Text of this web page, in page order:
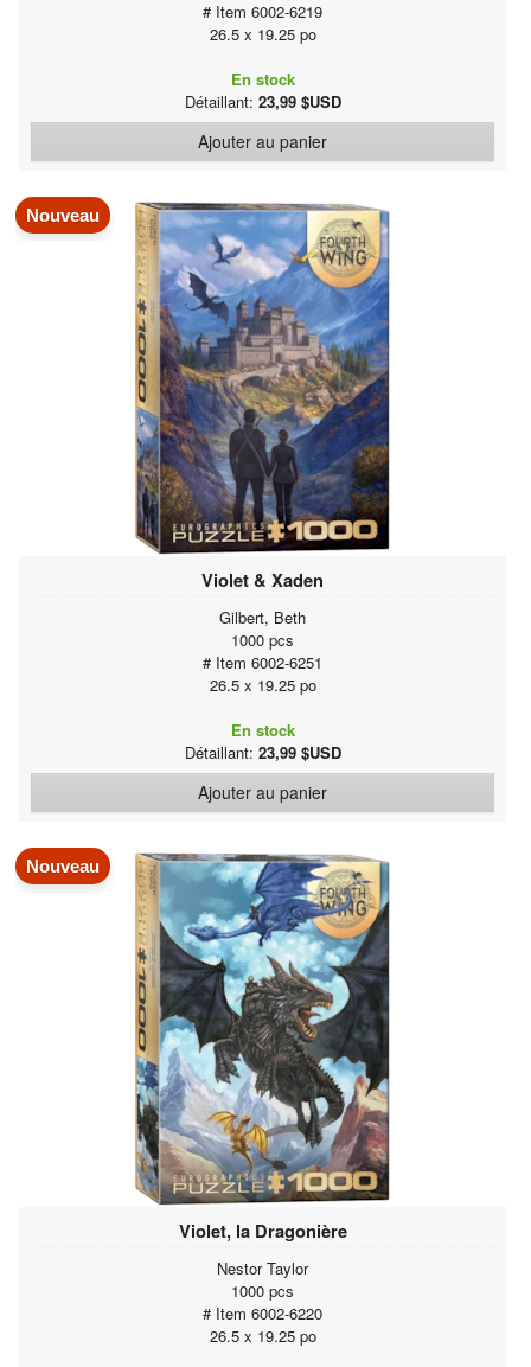
# Item 6002-6219
26.5 x 19.25 po
En stock
Détaillant: 23,99 $USD
Ajouter au panier
Nouveau
Violet & Xaden
Gilbert, Beth
1000 pcs
# Item 6002-6251
26.5 x 19.25 po
En stock
Détaillant: 23,99 $USD
Ajouter au panier
Nouveau
Violet, la Dragonière
Nestor Taylor
1000 pcs
# Item 6002-6220
26.5 x 19.25 po